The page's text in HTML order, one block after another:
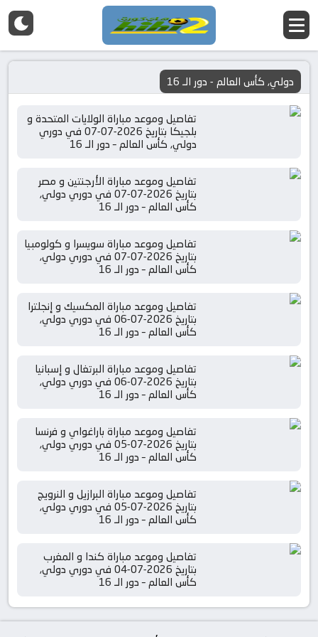
دولي, كأس العالم - دور الـ 16
تفاصيل وموعد مباراة الولايات المتحدة و
بلجيكا بتاريخ 2026-07-07 في دوري
دولي, كأس العالم – دور الـ 16
تفاصيل وموعد مباراة الأرجنتين و مصر
بتاريخ 2026-07-07 في دوري دولي,
كأس العالم – دور الـ 16
تفاصيل وموعد مباراة سويسرا و كولومبيا
بتاريخ 2026-07-07 في دوري دولي,
كأس العالم – دور الـ 16
تفاصيل وموعد مباراة المكسيك و إنجلترا
بتاريخ 2026-07-06 في دوري دولي,
كأس العالم – دور الـ 16
تفاصيل وموعد مباراة البرتغال و إسبانيا
بتاريخ 2026-07-06 في دوري دولي,
كأس العالم – دور الـ 16
تفاصيل وموعد مباراة باراغواي و فرنسا
بتاريخ 2026-07-05 في دوري دولي,
كأس العالم – دور الـ 16
تفاصيل وموعد مباراة البرازيل و النرويج
بتاريخ 2026-07-05 في دوري دولي,
كأس العالم – دور الـ 16
تفاصيل وموعد مباراة كندا و المغرب
بتاريخ 2026-07-04 في دوري دولي,
كأس العالم – دور الـ 16